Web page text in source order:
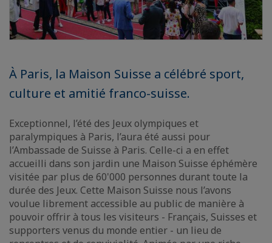
À Paris, la Maison Suisse a célébré sport,
culture et amitié franco-suisse.
Exceptionnel, l’été des Jeux olympiques et
paralympiques à Paris, l’aura été aussi pour
l’Ambassade de Suisse à Paris. Celle-ci a en effet
accueilli dans son jardin une Maison Suisse éphémère
visitée par plus de 60'000 personnes durant toute la
durée des Jeux. Cette Maison Suisse nous l’avons
voulue librement accessible au public de manière à
pouvoir offrir à tous les visiteurs - Français, Suisses et
supporters venus du monde entier - un lieu de